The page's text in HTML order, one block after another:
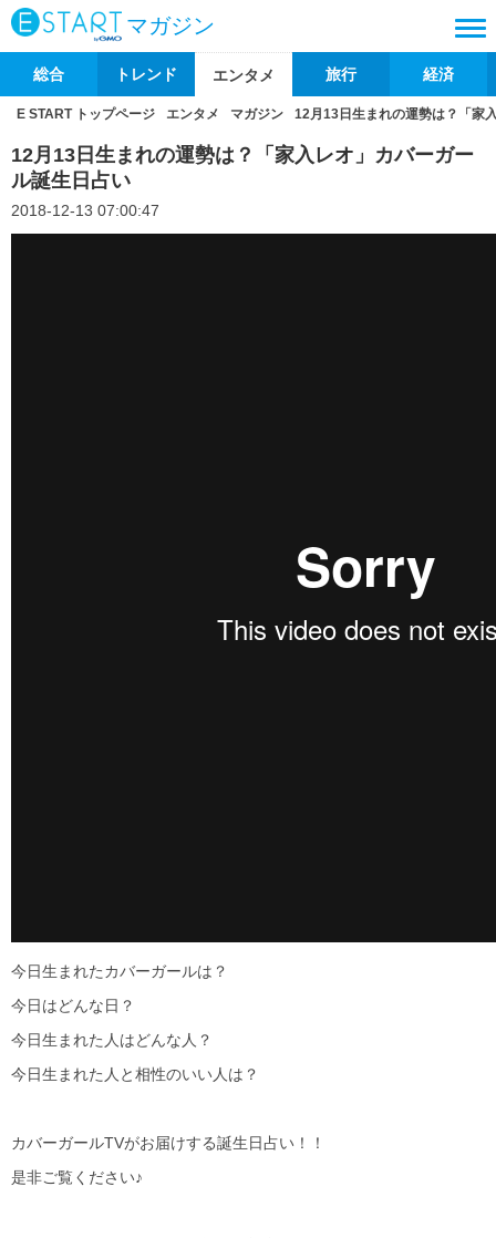
マガジン
総合 トレンド エンタメ 旅行 経済
E START トップページ エンタメ マガジン 12月13日生まれの運勢は？「家
12月13日生まれの運勢は？「家入レオ」カバーガー
ル誕生日占い
2018-12-13 07:00:47
今日生まれたカバーガールは？
今日はどんな日？
今日生まれた人はどんな人？
今日生まれた人と相性のいい人は？
カバーガールTVがお届けする誕生日占い！！
是非ご覧ください♪